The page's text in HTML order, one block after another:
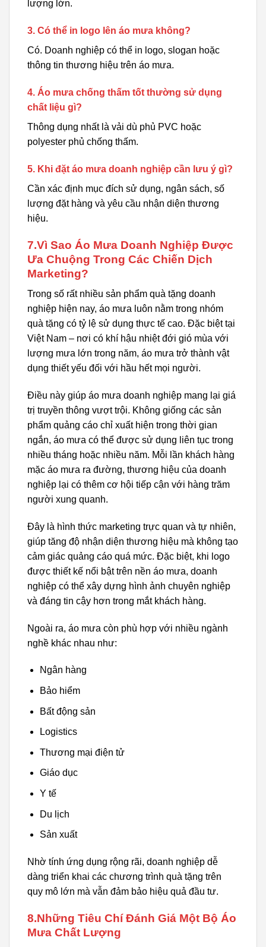
lượng lớn.
3. Có thể in logo lên áo mưa không?
Có. Doanh nghiệp có thể in logo, slogan hoặc
thông tin thương hiệu trên áo mưa.
4. Áo mưa chống thấm tốt thường sử dụng
chất liệu gì?
Thông dụng nhất là vải dù phủ PVC hoặc
polyester phủ chống thấm.
5. Khi đặt áo mưa doanh nghiệp cần lưu ý gì?
Cần xác định mục đích sử dụng, ngân sách, số
lượng đặt hàng và yêu cầu nhận diện thương
hiệu.
7.Vì Sao Áo Mưa Doanh Nghiệp Được
Ưa Chuộng Trong Các Chiến Dịch
Marketing?
Trong số rất nhiều sản phẩm quà tặng doanh
nghiệp hiện nay, áo mưa luôn nằm trong nhóm
quà tặng có tỷ lệ sử dụng thực tế cao. Đặc biệt tại
Việt Nam – nơi có khí hậu nhiệt đới gió mùa với
lượng mưa lớn trong năm, áo mưa trở thành vật
dụng thiết yếu đối với hầu hết mọi người.
Điều này giúp áo mưa doanh nghiệp mang lại giá
trị truyền thông vượt trội. Không giống các sản
phẩm quảng cáo chỉ xuất hiện trong thời gian
ngắn, áo mưa có thể được sử dụng liên tục trong
nhiều tháng hoặc nhiều năm. Mỗi lần khách hàng
mặc áo mưa ra đường, thương hiệu của doanh
nghiệp lại có thêm cơ hội tiếp cận với hàng trăm
người xung quanh.
Đây là hình thức marketing trực quan và tự nhiên,
giúp tăng độ nhận diện thương hiệu mà không tạo
cảm giác quảng cáo quá mức. Đặc biệt, khi logo
được thiết kế nổi bật trên nền áo mưa, doanh
nghiệp có thể xây dựng hình ảnh chuyên nghiệp
và đáng tin cậy hơn trong mắt khách hàng.
Ngoài ra, áo mưa còn phù hợp với nhiều ngành
nghề khác nhau như:
Ngân hàng
Bảo hiểm
Bất động sản
Logistics
Thương mại điện tử
Giáo dục
Y tế
Du lịch
Sản xuất
Nhờ tính ứng dụng rộng rãi, doanh nghiệp dễ
dàng triển khai các chương trình quà tặng trên
quy mô lớn mà vẫn đảm bảo hiệu quả đầu tư.
8.Những Tiêu Chí Đánh Giá Một Bộ Áo
Mưa Chất Lượng